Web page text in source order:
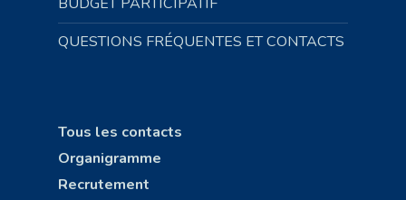
QUESTIONS FRÉQUENTES ET CONTACTS
Tous les contacts
Organigramme
Recrutement